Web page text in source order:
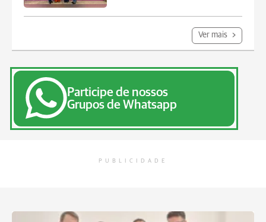
Ver mais
Participe de nossos
Grupos de Whatsapp
PUBLICIDADE